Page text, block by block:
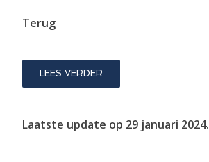
Terug
LEES VERDER
Laatste update op 29 januari 2024.